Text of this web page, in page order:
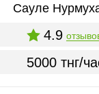
Сауле
4.9
5000 тнг/